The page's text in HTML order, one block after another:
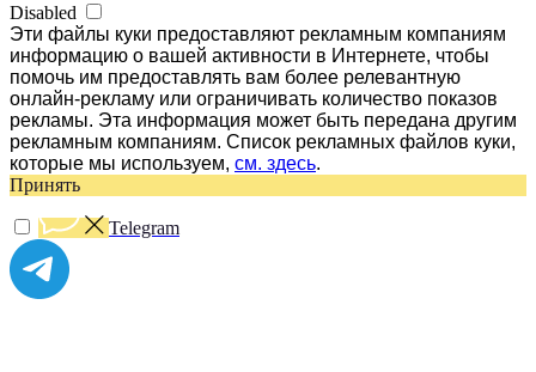
Disabled
Эти файлы куки предоставляют рекламным компаниям
информацию о вашей активности в Интернете, чтобы
помочь им предоставлять вам более релевантную
онлайн-рекламу или ограничивать количество показов
рекламы. Эта информация может быть передана другим
рекламным компаниям. Список рекламных файлов куки,
которые мы используем, см. здесь.
Принять
Telegram